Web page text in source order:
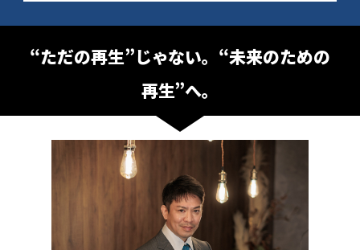
“ただの再生”じゃない。“未来のための
再生”へ。